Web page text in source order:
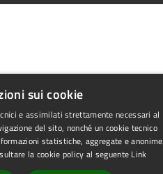
sui cookie
e assimilati strettamente necessari al
del sito, nonché un cookie tecnico
statistiche, aggregate e
la cookie policy al seguente Link